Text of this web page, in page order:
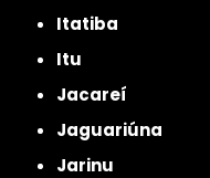
Itatiba
Itu
Jacareí
Jaguariúna
Jarinu